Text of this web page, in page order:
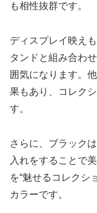
も相性抜群です。
ディスプレイ映え
タンドと組み合わ
囲気になります。
果もあり、コレク
す。
さらに、ブラック
入れをすることで
を“魅せるコレクシ
カラーです。